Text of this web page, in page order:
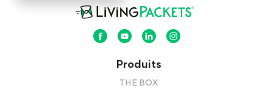
Produits
THE BOX